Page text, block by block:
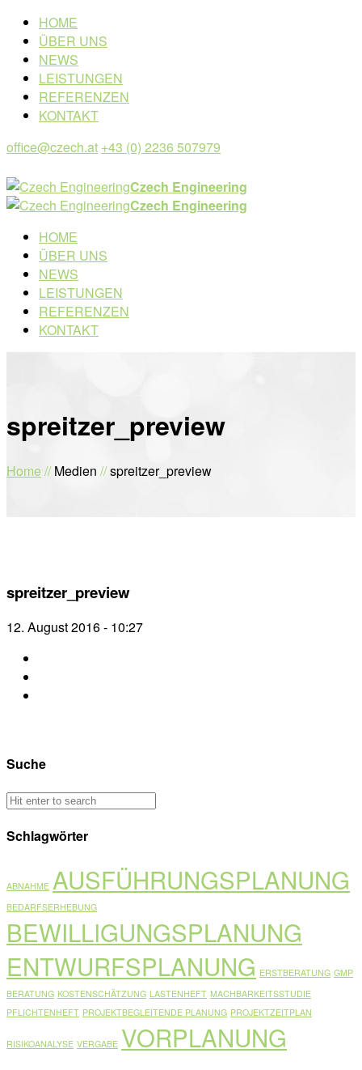
HOME
ÜBER UNS
NEWS
LEISTUNGEN
REFERENZEN
KONTAKT
office@czech.at +43 (0) 2236 507979
Czech Engineering
Czech Engineering
HOME
ÜBER UNS
NEWS
LEISTUNGEN
REFERENZEN
KONTAKT
spreitzer_preview
Home //Medien //spreitzer_preview
spreitzer_preview
12. August 2016 - 10:27
Suche
Schlagwörter
ABNAHME AUSFÜHRUNGSPLANUNG
BEDARFSERHEBUNG
BEWILLIGUNGSPLANUNG
ENTWURFSPLANUNG ERSTBERATUNG GMP
BERATUNG KOSTENSCHÄTZUNG LASTENHEFT MACHBARKEITSSTUDIE
PFLICHTENHEFT PROJEKTBEGLEITENDE PLANUNG PROJEKTZEITPLAN
RISIKOANALYSE VERGABE VORPLANUNG